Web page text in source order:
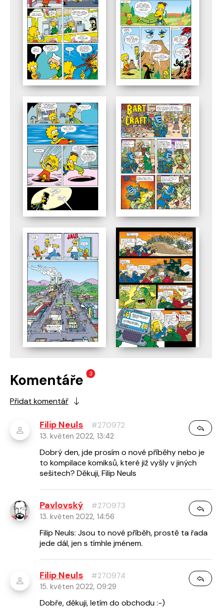
Komentáře 3
Přidat komentář
Filip Neuls
#270972
13. květen 2022, 13:42
Dobrý den, jde prosím o nové příběhy nebo je
to kompilace komiksů, které již vyšly v jiných
sešitech? Děkuji, Filip Neuls
Pavlovský
#270973
13. květen 2022, 14:56
Filip Neuls: Jsou to nové příběh, prostě ta řada
jede dál, jen s tímhle jménem.
Filip Neuls
#270974
15. květen 2022, 09:29
Dobře, děkuji, letím do obchodu :-)